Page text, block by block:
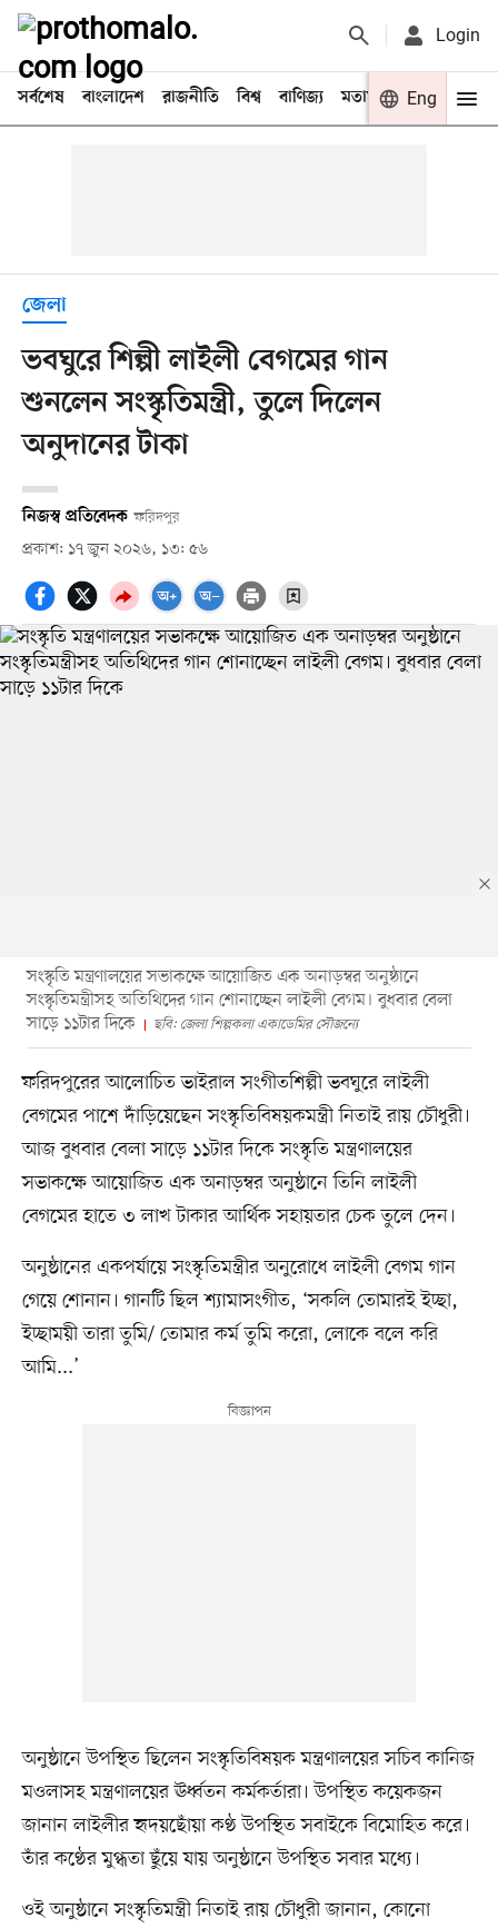
Login
সর্বশেষ বাংলাদেশ রাজনীতি বিশ্ব বাণিজ্য মতামত খেলা
Eng
জেলা
ভবঘুরে শিল্পী লাইলী বেগমের গান
শুনলেন সংস্কৃতিমন্ত্রী, তুলে দিলেন
অনুদানের টাকা
নিজস্ব প্রতিবেদক ফরিদপুর
প্রকাশ: ১৭ জুন ২০২৬, ১৩: ৫৬
সংস্কৃতি মন্ত্রণালয়ের সভাকক্ষে আয়োজিত এক অনাড়ম্বর অনুষ্ঠানে
সংস্কৃতিমন্ত্রীসহ অতিথিদের গান শোনাচ্ছেন লাইলী বেগম। বুধবার বেলা
সাড়ে ১১টার দিকে
ছবি: জেলা শিল্পকলা একাডেমির সৌজন্যে
ফরিদপুরের আলোচিত ভাইরাল সংগীতশিল্পী ভবঘুরে লাইলী
বেগমের পাশে দাঁড়িয়েছেন সংস্কৃতিবিষয়কমন্ত্রী নিতাই রায় চৌধুরী।
আজ বুধবার বেলা সাড়ে ১১টার দিকে সংস্কৃতি মন্ত্রণালয়ের
সভাকক্ষে আয়োজিত এক অনাড়ম্বর অনুষ্ঠানে তিনি লাইলী
বেগমের হাতে ৩ লাখ টাকার আর্থিক সহায়তার চেক তুলে দেন।
অনুষ্ঠানের একপর্যায়ে সংস্কৃতিমন্ত্রীর অনুরোধে লাইলী বেগম গান
গেয়ে শোনান। গানটি ছিল শ্যামাসংগীত, ‘সকলি তোমারই ইচ্ছা,
ইচ্ছাময়ী তারা তুমি/ তোমার কর্ম তুমি করো, লোকে বলে করি
আমি...’
অনুষ্ঠানে উপস্থিত ছিলেন সংস্কৃতিবিষয়ক মন্ত্রণালয়ের সচিব কানিজ
মওলাসহ মন্ত্রণালয়ের ঊর্ধ্বতন কর্মকর্তারা। উপস্থিত কয়েকজন
জানান লাইলীর হৃদয়ছোঁয়া কণ্ঠ উপস্থিত সবাইকে বিমোহিত করে।
তাঁর কণ্ঠের মুগ্ধতা ছুঁয়ে যায় অনুষ্ঠানে উপস্থিত সবার মধ্যে।
ওই অনুষ্ঠানে সংস্কৃতিমন্ত্রী নিতাই রায় চৌধুরী জানান, কোনো